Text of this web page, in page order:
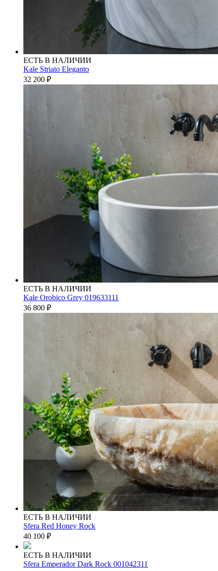
ЕСТЬ В НАЛИЧИИ
Kale Striato Eleganto
32 200 ₽
ЕСТЬ В НАЛИЧИИ
Kale Orobico Grey 019633111
36 800 ₽
ЕСТЬ В НАЛИЧИИ
Sfera Red Honey Rock
40 100 ₽
ЕСТЬ В НАЛИЧИИ
Sfera Emperador Dark Rock 001042311